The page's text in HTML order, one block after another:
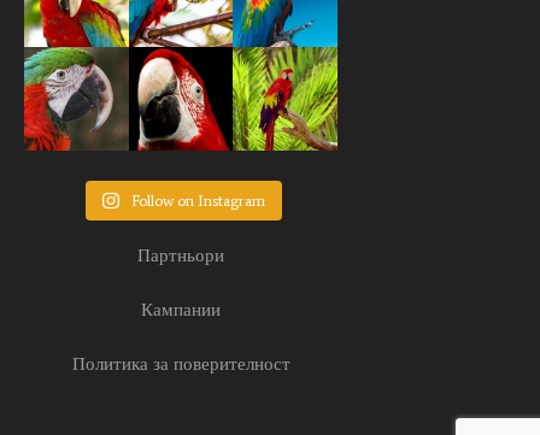
Follow on Instagram
Партньори
Кампании
Политика за поверителност